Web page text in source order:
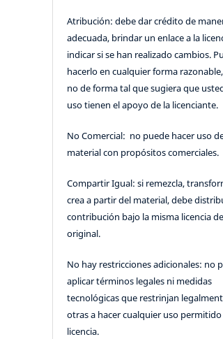
Atribución: debe dar crédito de
adecuada, brindar un enlace a la
indicar si se han realizado cambios.
hacerlo en cualquier forma
no de forma tal que sugiera que
uso tienen el apoyo de la licenciante.
No Comercial: no puede hacer uso
material con propósitos comerciales.
Compartir Igual: si remezcla,
crea a partir del material, debe
contribución bajo la misma licencia
original.
No hay restricciones adicionales: no
aplicar términos legales ni medidas
tecnológicas que restrinjan
otras a hacer cualquier uso
licencia.